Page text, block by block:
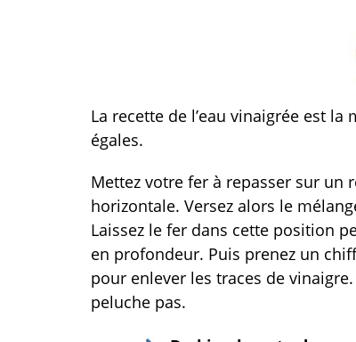
La recette de l’eau vinaigrée est
égales.
Mettez votre fer à repasser sur un
horizontale. Versez alors le
Laissez le fer dans cette position
en profondeur. Puis prenez un
pour enlever les traces de
peluche pas.